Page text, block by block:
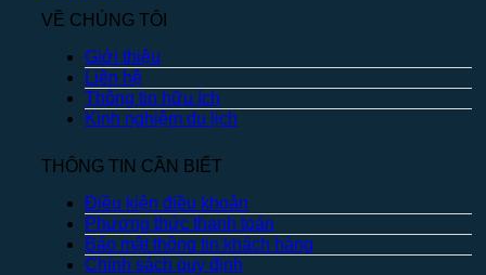
VỀ CHÚNG TÔI
Giới thiệu
Liên hệ
Thông tin hữu ích
Kinh nghiệm du lịch
THÔNG TIN CẦN BIẾT
Điều kiện điều khoản
Phương thức thanh toán
Bảo mật thông tin khách hàng
Chính sách quy định